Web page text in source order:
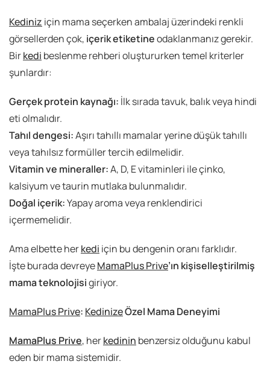
Kediniz için mama seçerken ambalaj üzerindeki renkli
görsellerden çok, içerik etiketineodaklanmanız gerekir.
Birkedi beslenme rehberi oluştururken temel kriterler
şunlardır:
Gerçek protein kaynağı: İlk sırada tavuk, balık veya hindi
eti olmalıdır.
Tahıl dengesi:Aşırı tahıllı mamalar yerine düşük tahıllı
veya tahılsız formüller tercih edilmelidir.
Vitamin ve mineraller:A, D, E vitaminleri ile çinko,
kalsiyum ve taurin mutlaka bulunmalıdır.
Doğal içerik:Yapay aroma veya renklendirici
içermemelidir.
Ama elbette herkedi için bu dengenin oranı farklıdır.
İşte burada devreyeMamaPlus Prive’ın kişiselleştirilmiş
mama teknolojisigiriyor.
MamaPlus Prive: KedinizeÖzel Mama Deneyimi
MamaPlus Prive, herkedinin benzersiz olduğunu kabul
eden bir mama sistemidir.